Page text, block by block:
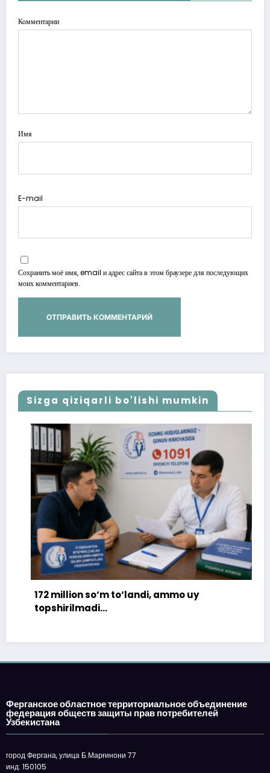
Комментарии
Имя
E-mail
Сохранить моё имя, email и адрес сайта в этом браузере для последующих
моих комментариев.
Sizga qiziqarli bo'lishi mumkin
172 million so‘m to‘landi, ammo uy
topshirilmadi…
Ферганское областное территориальное объединение
федерация обществ защиты прав потребителей
Узбекистана
город Фергана, улица Б.Марғинони 77
инд: 150105